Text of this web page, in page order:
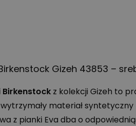
Gizeh 43853 –
Birkenstock z kolekcji Gizeh to
materiał
z pianki Eva dba o